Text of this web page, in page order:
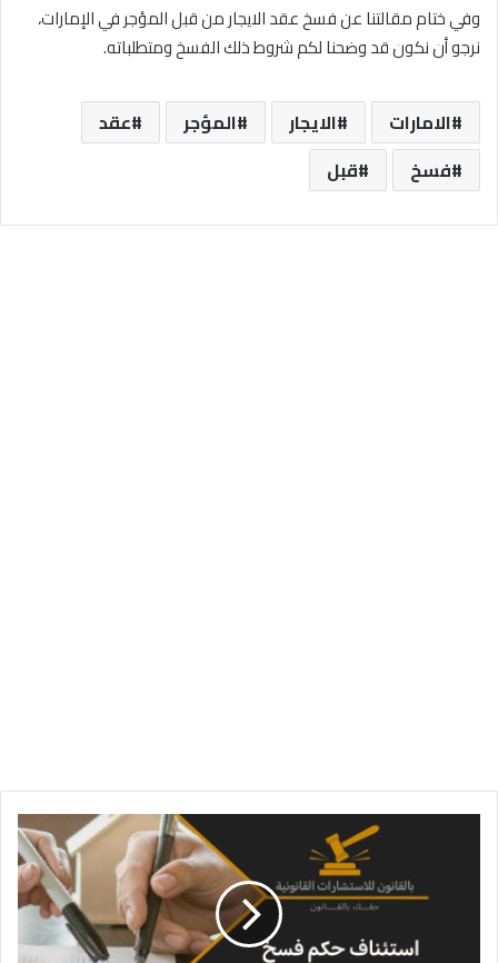
وفي ختام مقالتنا عن فسخ عقد الايجار من قبل المؤجر في الإمارات،
نرجو أن نكون قد وضحنا لكم شروط ذلك الفسخ ومتطلباته.
الامارات الايجار المؤجر
عقد
فسخ
قبل